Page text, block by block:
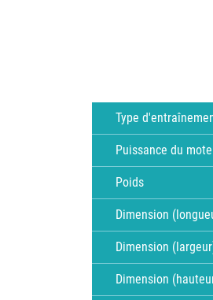
Type
Puissance du
Poids
Dimension
Dimension
Dimension